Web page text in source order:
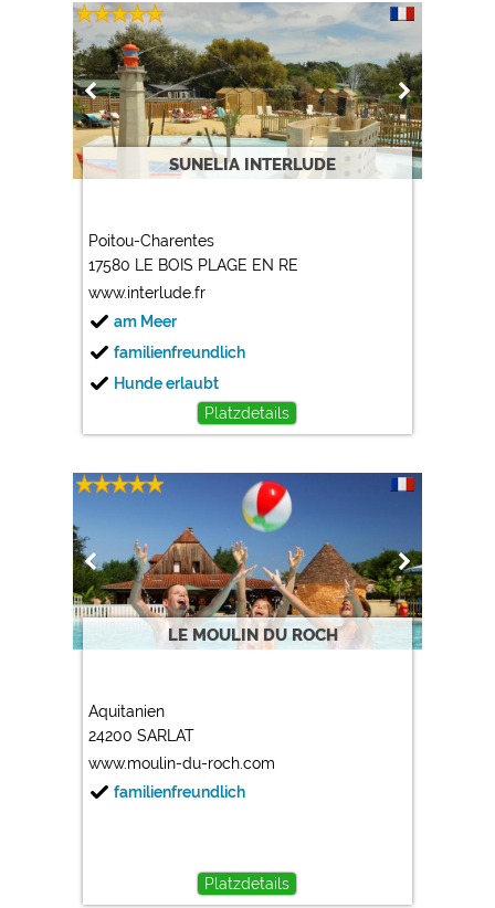
SUNELIA INTERLUDE
Poitou-Charentes
17580 LE BOIS PLAGE EN RE
www.interlude.fr
am Meer
familienfreundlich
Hunde erlaubt
Platzdetails
LE MOULIN DU ROCH
Aquitanien
24200 SARLAT
www.moulin-du-roch.com
familienfreundlich
Platzdetails
https://policies.google.com/privacy
Statistiken
Google Analytics
https://policies.google.com/privacy
Google Ads
https://policies.google.com/privacy
Google AdSense
https://policies.google.com/privacy
Google Remarketing
https://policies.google.com/privacy
über "COOKIES" geändert werden!